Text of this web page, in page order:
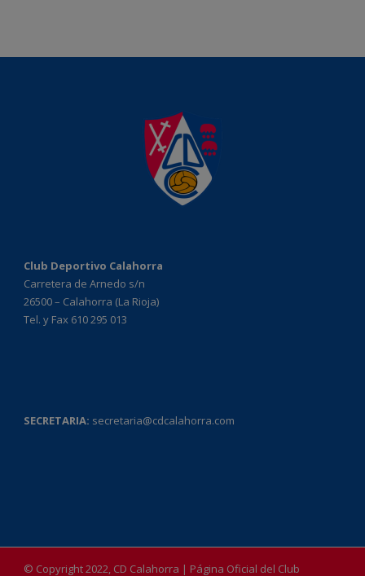
Club Deportivo Calahorra
Carretera de Arnedo s/n
26500 – Calahorra (La Rioja)
Tel. y Fax 610 295 013
SECRETARIA: secretaria@cdcalahorra.com
© Copyright 2022, CD Calahorra | Página Oficial del Club